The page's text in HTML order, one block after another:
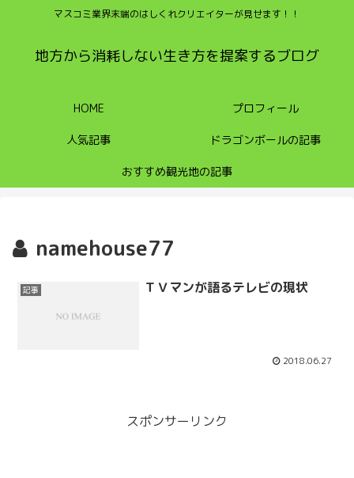
マスコミ業界末端のはしくれクリエイターが見せます！！
地方から消耗しない生き方を提案するブログ
HOME プロフィール
人気記事 ドラゴンボールの記事
おすすめ観光地の記事
namehouse77
記事 ＴＶマンが語るテレビの現状
2018.06.27
スポンサーリンク